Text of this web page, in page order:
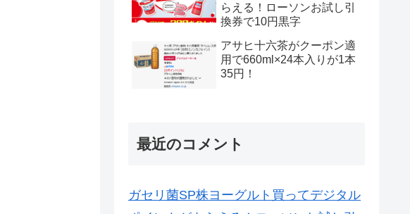
らえる！ローソンお試し引
換券で10円黒字
アサヒ十六茶がクーポン適
用で660ml×24本入りが1本
35円！
最近のコメント
ガセリ菌SP株ヨーグルト買ってデジタル